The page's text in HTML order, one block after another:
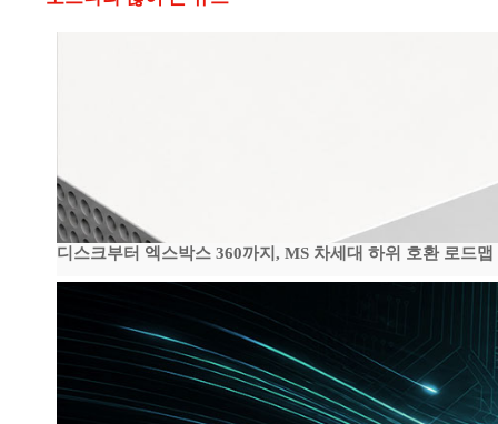
디스크부터 엑스박스 360까지, MS 차세대 하위 호환 로드맵